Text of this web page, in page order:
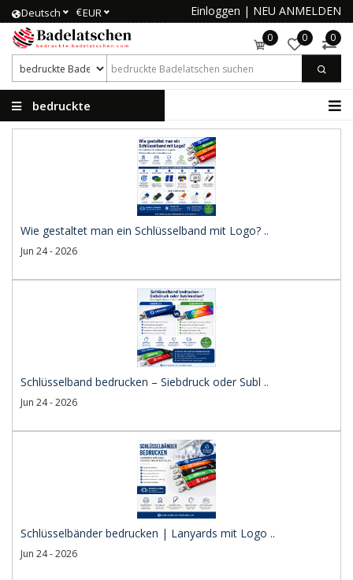
Deutsch €EUR Einloggen | NEU ANMELDEN
0 0 0
bedruckte
Wie gestaltet man ein Schlüsselband mit Logo? ..
Jun 24 - 2026
Schlüsselband bedrucken – Siebdruck oder Subl ..
Jun 24 - 2026
Schlüsselbänder bedrucken | Lanyards mit Logo ..
Jun 24 - 2026